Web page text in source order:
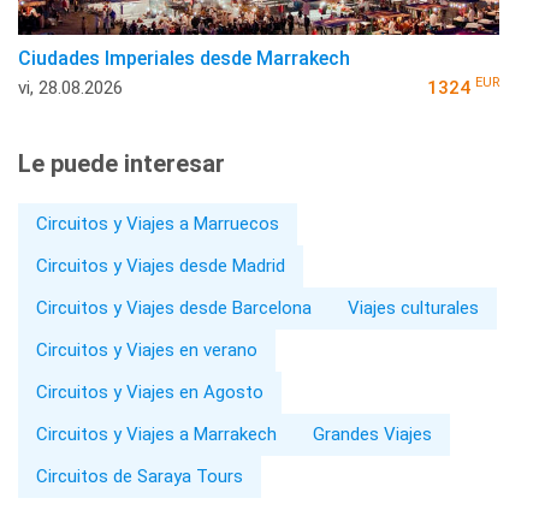
Ciudades Imperiales desde Marrakech
vi, 28.08.2026 1324 EUR
Le puede interesar
Circuitos y Viajes a Marruecos
Circuitos y Viajes desde Madrid
Circuitos y Viajes desde Barcelona
Viajes culturales
Circuitos y Viajes en verano
Circuitos y Viajes en Agosto
Circuitos y Viajes a Marrakech
Grandes Viajes
Circuitos de Saraya Tours